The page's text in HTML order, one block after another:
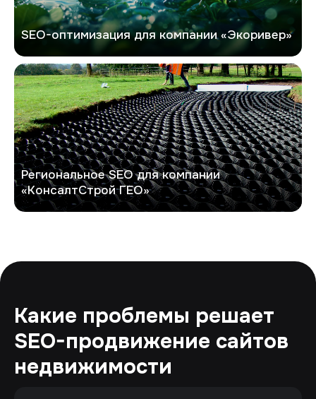
SEO-оптимизация для компании «Экоривер»
КонсалтСтрой ГЕО
Региональное SEO для компании
«КонсалтСтрой ГЕО»
Какие проблемы решает
SEO-продвижение сайтов
недвижимости